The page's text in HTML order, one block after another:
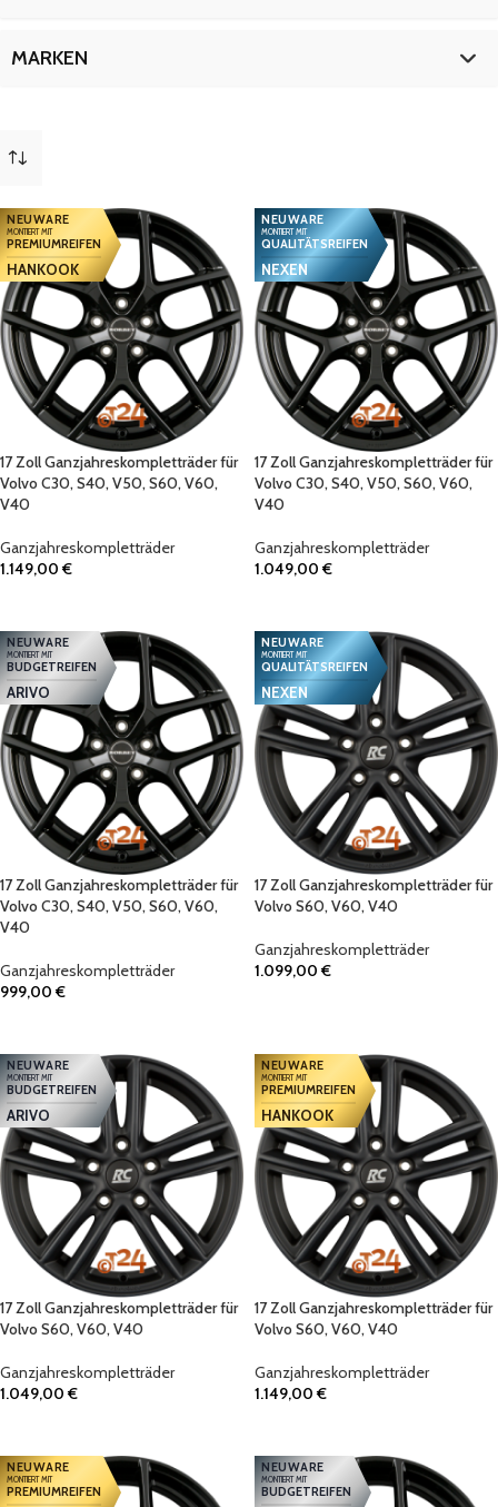
S80
9
MARKEN
NEUWARE
MONTIERT MIT
PREMIUMREIFEN
HANKOOK
17 Zoll Ganzjahreskompletträder für
Volvo C30, S40, V50, S60, V60,
V40
Ganzjahreskompletträder
1.149,00€
NEUWARE
MONTIERT MIT
QUALITÄTSREIFEN
NEXEN
17 Zoll Ganzjahreskompletträder für
Volvo C30, S40, V50, S60, V60,
V40
Ganzjahreskompletträder
1.049,00€
NEUWARE
MONTIERT MIT
BUDGETREIFEN
ARIVO
17 Zoll Ganzjahreskompletträder für
Volvo C30, S40, V50, S60, V60,
V40
Ganzjahreskompletträder
999,00€
NEUWARE
MONTIERT MIT
QUALITÄTSREIFEN
NEXEN
17 Zoll Ganzjahreskompletträder für
Volvo S60, V60, V40
Ganzjahreskompletträder
1.099,00€
NEUWARE
MONTIERT MIT
BUDGETREIFEN
ARIVO
17 Zoll Ganzjahreskompletträder für
Volvo S60, V60, V40
Ganzjahreskompletträder
1.049,00€
NEUWARE
MONTIERT MIT
PREMIUMREIFEN
HANKOOK
17 Zoll Ganzjahreskompletträder für
Volvo S60, V60, V40
Ganzjahreskompletträder
1.149,00€
NEUWARE
MONTIERT MIT
PREMIUMREIFEN
NEUWARE
MONTIERT MIT
BUDGETREIFEN